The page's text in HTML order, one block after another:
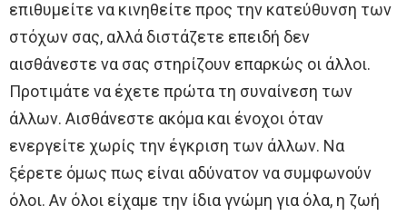
επιθυμείτε να κινηθείτε προς την κατεύθυνση των
στόχων σας, αλλά διστάζετε επειδή δεν
αισθάνεστε να σας στηρίζουν επαρκώς οι άλλοι.
Προτιμάτε να έχετε πρώτα τη συναίνεση των
άλλων. Αισθάνεστε ακόμα και ένοχοι όταν
ενεργείτε χωρίς την έγκριση των άλλων. Να
ξέρετε όμως πως είναι αδύνατον να συμφωνούν
όλοι. Αν όλοι είχαμε την ίδια γνώμη για όλα, η ζωή